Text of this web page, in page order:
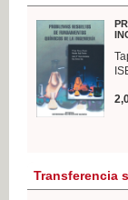
Transferencia